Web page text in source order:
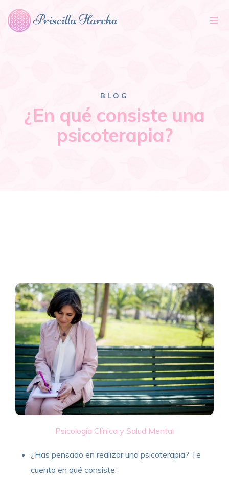
BLOG
¿En qué consiste una
psicoterapia?
Psicología Clínica y Salud Mental
¿Has pensado en realizar una psicoterapia? Te
cuento en qué consiste: